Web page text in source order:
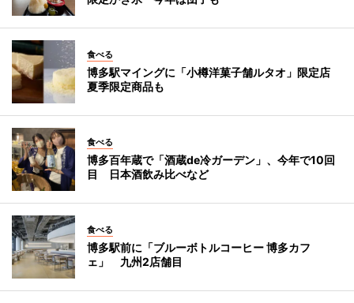
食べる
博多駅マイングに「小樽洋菓子舗ルタオ」限定店
夏季限定商品も
食べる
博多百年蔵で「酒蔵de冷ガーデン」、今年で10回
目 日本酒飲み比べなど
食べる
博多駅前に「ブルーボトルコーヒー 博多カフ
ェ」 九州2店舗目